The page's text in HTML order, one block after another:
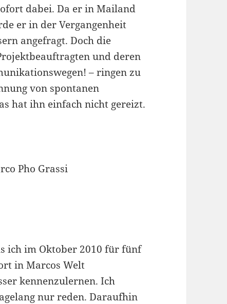
dabei. Da er in Mailand
er in der Vergangenheit
angefragt. Doch die
und deren
– ringen zu
von spontanen
hat ihn einfach nicht gereizt.
ich im Oktober 2010 für fünf
in Marcos Welt
kennenzulernen. Ich
nur reden. Daraufhin